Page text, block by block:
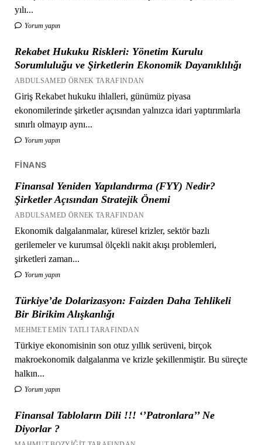
yılı...
Yorum yapın
Rekabet Hukuku Riskleri: Yönetim Kurulu
Sorumluluğu ve Şirketlerin Ekonomik Dayanıklılığı
ABDULSAMED ÖRNEK TARAFINDAN
Giriş Rekabet hukuku ihlalleri, günümüz piyasa
ekonomilerinde şirketler açısından yalnızca idari yaptırımlarla
sınırlı olmayıp aynı...
Yorum yapın
FINANS
Finansal Yeniden Yapılandırma (FYY) Nedir?
Şirketler Açısından Stratejik Önemi
ABDULSAMED ÖRNEK TARAFINDAN
Ekonomik dalgalanmalar, küresel krizler, sektör bazlı
gerilemeler ve kurumsal ölçekli nakit akışı problemleri,
şirketleri zaman...
Yorum yapın
Türkiye’de Dolarizasyon: Faizden Daha Tehlikeli
Bir Birikim Alışkanlığı
MEHMET EMIN TATLI TARAFINDAN
Türkiye ekonomisinin son otuz yıllık serüveni, birçok
makroekonomik dalgalanma ve krizle şekillenmiştir. Bu süreçte
halkın...
Yorum yapın
Finansal Tabloların Dili !!! ‘’Patronlara’’ Ne
Diyorlar ?